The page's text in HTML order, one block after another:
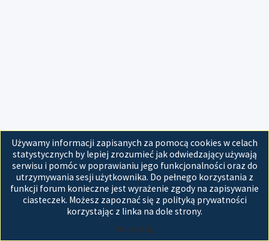
Używamy informacji zapisanych za pomocą cookies w celach
statystycznych by lepiej zrozumieć jak odwiedzający używają
serwisu i pomóc w poprawianiu jego funkcjonalności oraz do
utrzymywania sesji użytkownika. Do pełnego korzystania z
funkcji forum konieczne jest wyrażenie zgody na zapisywanie
ciasteczek. Możesz zapoznać się z polityką prywatności
korzystając z linka na dole strony.
Akceptuję